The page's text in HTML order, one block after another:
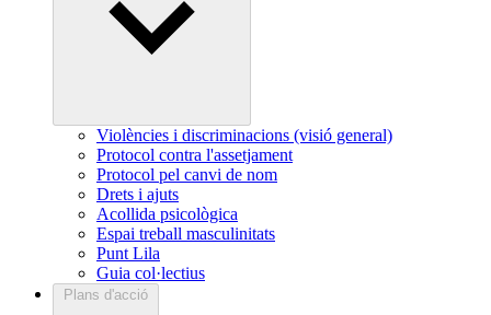
Violències i discriminacions (visió general)
Protocol contra l'assetjament
Protocol pel canvi de nom
Drets i ajuts
Acollida psicològica
Espai treball masculinitats
Punt Lila
Guia col·lectius
Plans d'acció